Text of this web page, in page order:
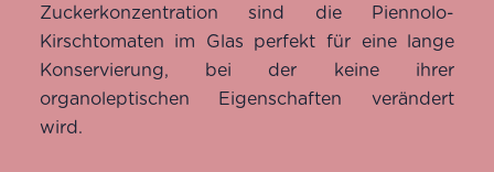
Zuckerkonzentration sind die Piennolo-
Kirschtomaten im Glas perfekt für eine lange
Konservierung, bei der keine ihrer
organoleptischen Eigenschaften verändert
wird.